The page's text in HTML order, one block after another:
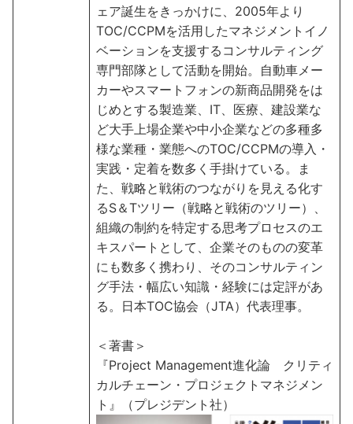
ェア誕生をきっかけに、2005年より
TOC/CCPMを活用したマネジメントイノ
ベーションを支援するコンサルティング
専門部隊として活動を開始。自動車メー
カーやスマートフォンの新商品開発をは
じめとする製造業、IT、医療、建設業な
ど大手上場企業や中小企業などの多種多
様な業種・業態へのTOC/CCPMの導入・
実践・定着を数多く手掛けている。ま
た、戦略と戦術のつながりを見える化す
るS＆Tツリー（戦略と戦術のツリー）、
組織の制約を特定する思考プロセスのエ
キスパートとして、企業そのものの変革
にも数多く携わり、そのコンサルティン
グ手法・幅広い知識・経験には定評があ
る。日本TOC協会（JTA）代表理事。
＜著書＞
『Project Management進化論 クリティ
カルチェーン・プロジェクトマネジメン
ト』（プレジデント社）